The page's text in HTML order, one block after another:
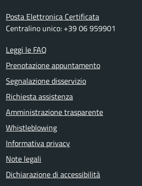
Posta Elettronica Certificata
Centralino unico: +39 06 959901
Leggi le FAQ
Prenotazione appuntamento
Segnalazione disservizio
Richiesta assistenza
Amministrazione trasparente
Whistleblowing
Informativa privacy
Note legali
Dichiarazione di accessibilità